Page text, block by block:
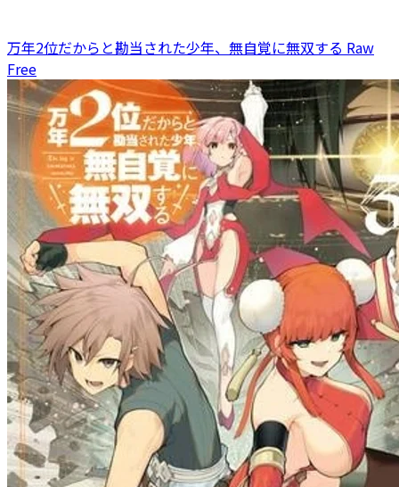
万年2位だからと勘当された少年、無自覚に無双する Raw
Free